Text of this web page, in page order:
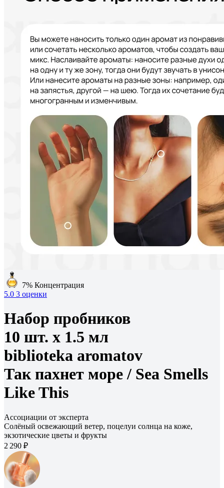
7% Концентрация
5.0 3 оценки
Набор пробников
10 шт. х 1.5 мл
biblioteka aromatov
Так пахнет море / Sea Smells
Like This
Ассоциации от эксперта
Солёный освежающий ветер, поцелуи солнца на коже,
экзотические цветы и фрукты
2 290 ₽